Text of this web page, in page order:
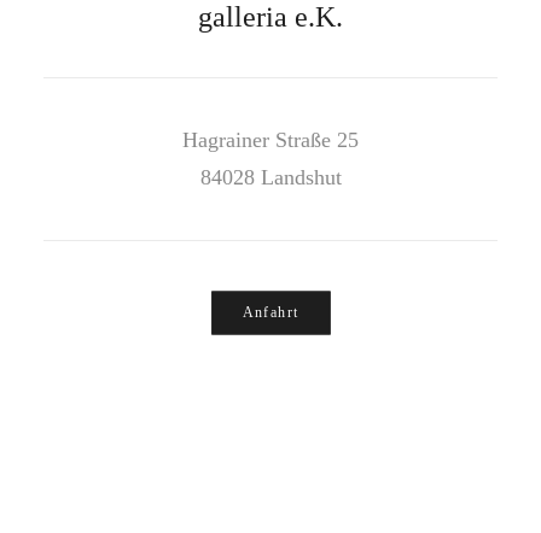
galleria e.K.
Hagrainer Straße 25
84028 Landshut
Anfahrt